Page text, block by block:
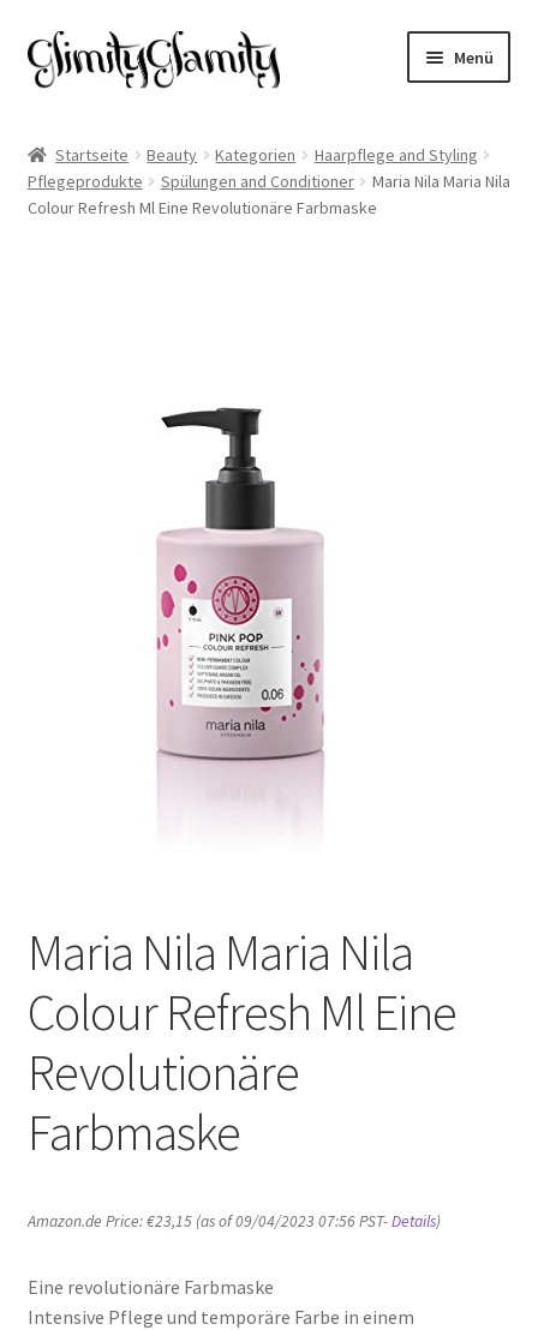
Zur
Navigation
Zum
Inhalt
Menü
Cookie-Richtlinie (EU)
Startseite Beauty Kategorien
Haarpflege and Styling
Pflegeprodukte
Spülungen and Conditioner
Maria Nila Maria Nila
Colour Refresh Ml Eine Revolutionäre Farbmaske
Maria Nila Maria Nila
Colour Refresh Ml Eine
Revolutionäre
Farbmaske
Amazon.de Price:€23,15(as of 09/04/2023 07:56 PST-Details)
Eine revolutionäre Farbmaske
Intensive Pflege und temporäre Farbe in einem